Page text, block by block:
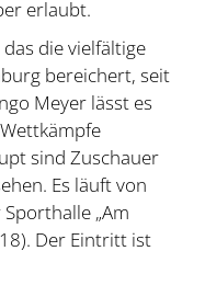
erlaubt.
die vielfältige
bereichert, seit
Meyer lässt es
sind Zuschauer
Es läuft von
„Am
Der Eintritt ist